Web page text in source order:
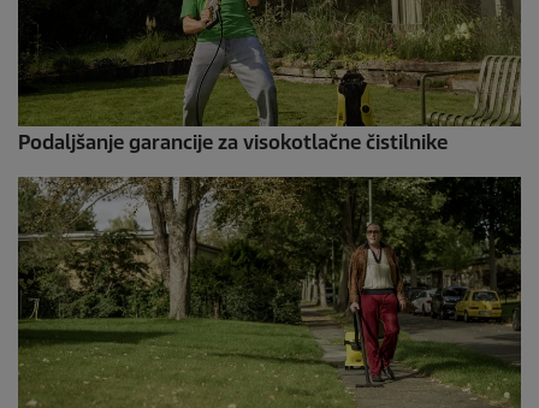
Podaljšanje garancije za visokotlačne čistilnike